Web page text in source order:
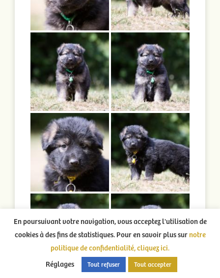
En poursuivant votre navigation, vous acceptez l'utilisation de
cookies à des fins de statistiques. Pour en savoir plus surnotre
politique de confidentialité, cliquez ici.
Réglages
Tout refuser Tout accepter